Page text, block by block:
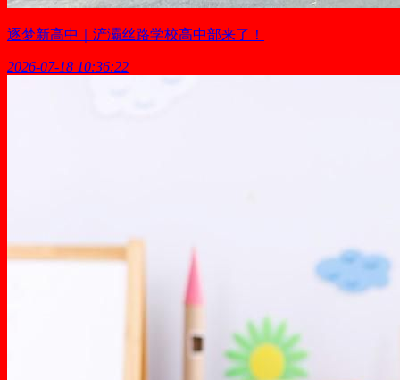
逐梦新高中｜浐灞丝路学校高中部来了！
2026-07-18 10:36:22